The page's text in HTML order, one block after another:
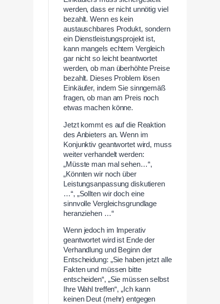
werden, dass er nicht unnötig viel
bezahlt. Wenn es kein
austauschbares Produkt, sondern
ein Dienstleistungsprojekt ist,
kann mangels echtem Vergleich
gar nicht so leicht beantwortet
werden, ob man überhöhte Preise
bezahlt. Dieses Problem lösen
Einkäufer, indem Sie sinngemäß
fragen, ob man am Preis noch
etwas machen könne.
Jetzt kommt es auf die Reaktion
des Anbieters an. Wenn im
Konjunktiv geantwortet wird, muss
weiter verhandelt werden:
„Müsste man mal sehen…“,
„Könnten wir noch über
Leistungsanpassung diskutieren
…“, „Sollten wir doch eine
sinnvolle Vergleichsgrundlage
heranziehen …“
Wenn jedoch im Imperativ
geantwortet wird ist Ende der
Verhandlung und Beginn der
Entscheidung: „Sie haben jetzt alle
Fakten und müssen bitte
entscheiden“, „Sie müssen selbst
Ihre Wahl treffen“, „Ich kann
keinen Deut (mehr) entgegen